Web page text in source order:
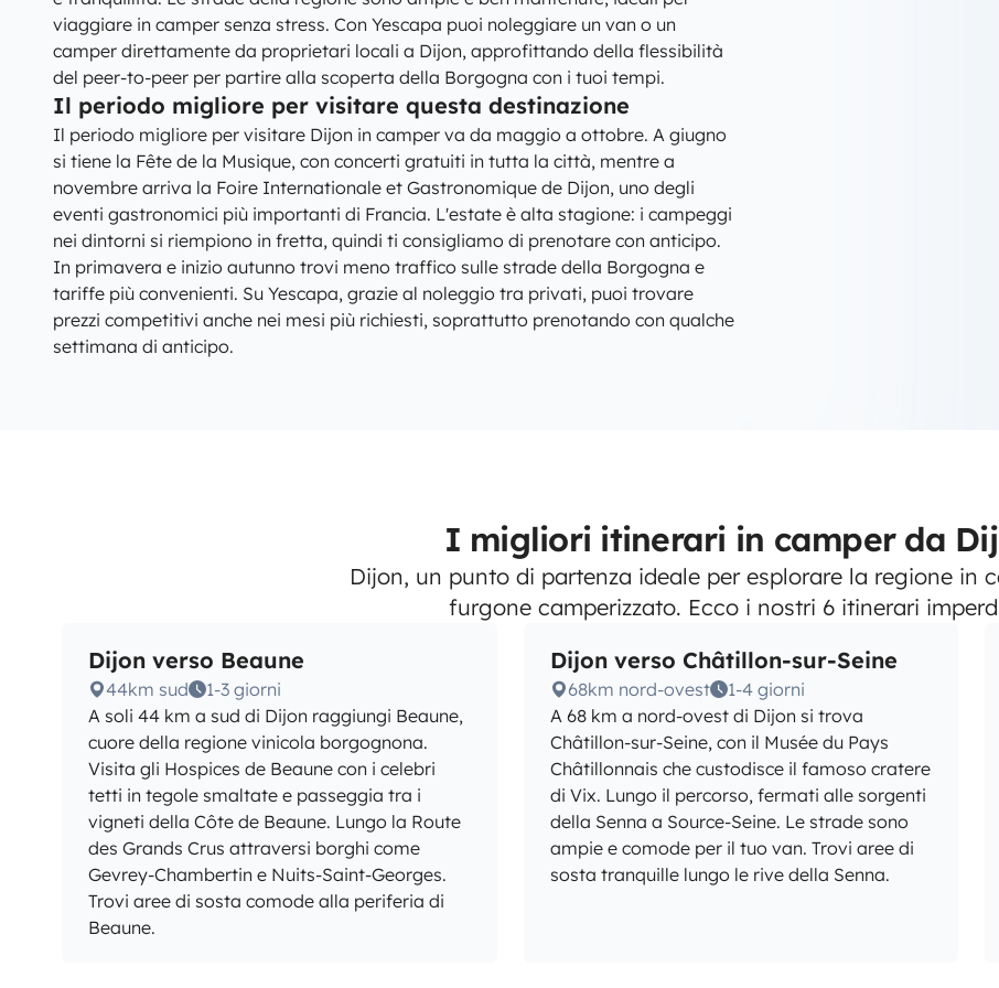
viaggiare in camper senza stress. Con Yescapa puoi noleggiare un van o un
camper direttamente da proprietari locali a Dijon, approfittando della flessibilità
del peer-to-peer per partire alla scoperta della Borgogna con i tuoi tempi.
Il periodo migliore per visitare questa destinazione
Il periodo migliore per visitare Dijon in camper va da maggio a ottobre. A giugno
si tiene la Fête de la Musique, con concerti gratuiti in tutta la città, mentre a
novembre arriva la Foire Internationale et Gastronomique de Dijon, uno degli
eventi gastronomici più importanti di Francia. L'estate è alta stagione: i campeggi
nei dintorni si riempiono in fretta, quindi ti consigliamo di prenotare con anticipo.
In primavera e inizio autunno trovi meno traffico sulle strade della Borgogna e
tariffe più convenienti. Su Yescapa, grazie al noleggio tra privati, puoi trovare
prezzi competitivi anche nei mesi più richiesti, soprattutto prenotando con qualche
settimana di anticipo.
I migliori itinerari in camper da
Dijon, un punto di partenza ideale per esplorare la regione in
furgone camperizzato. Ecco i nostri 6 itinerari
Dijon verso Beaune
44km sud
1-3 giorni
A soli 44 km a sud di Dijon raggiungi Beaune,
cuore della regione vinicola borgognona.
Visita gli Hospices de Beaune con i celebri
tetti in tegole smaltate e passeggia tra i
vigneti della Côte de Beaune. Lungo la Route
des Grands Crus attraversi borghi come
Gevrey-Chambertin e Nuits-Saint-Georges.
Trovi aree di sosta comode alla periferia di
Beaune.
Dijon verso Châtillon-sur-Seine
68km nord-ovest
1-4 giorni
A 68 km a nord-ovest di Dijon si trova
Châtillon-sur-Seine, con il Musée du Pays
Châtillonnais che custodisce il famoso cratere
di Vix. Lungo il percorso, fermati alle sorgenti
della Senna a Source-Seine. Le strade sono
ampie e comode per il tuo van. Trovi aree di
sosta tranquille lungo le rive della Senna.